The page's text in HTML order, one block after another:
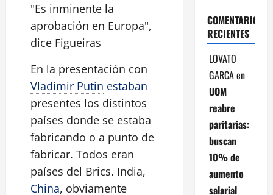
"Es inminente la
aprobación en Europa",
dice Figueiras
En la presentación con
Vladimir Putin estaban
presentes los distintos
países donde se estaba
fabricando o a punto de
fabricar. Todos eran
países del Brics. India,
China, obviamente
COMENTARIOS
RECIENTES
LOVATO
GARCAen
UOM
reabre
paritarias:
buscan
10% de
aumento
salarial